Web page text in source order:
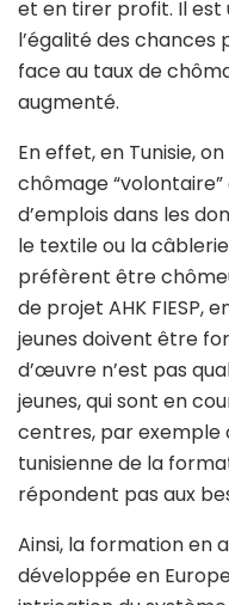
et en tirer profit. Il
l’égalité des chances
face au taux de
augmenté.
En effet, en Tunisie,
chômage
d’emplois dans les
le textile ou la
préfèrent être
de projet AHK FIESP,
jeunes doivent être
d’œuvre n’est pas
jeunes, qui sont en
centres, par exemple
tunisienne de la
répondent pas aux
Ainsi, la formation en
développée en